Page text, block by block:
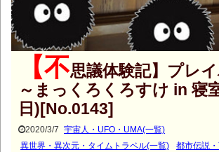
【不思議体験記】プレ
～まっくろくろすけ in 寝
日)[No.0143]
2020/3/7 宇宙人・UFO・UMA(一覧)
異世界・異次元・タイムトラベル(一覧)
都市伝説